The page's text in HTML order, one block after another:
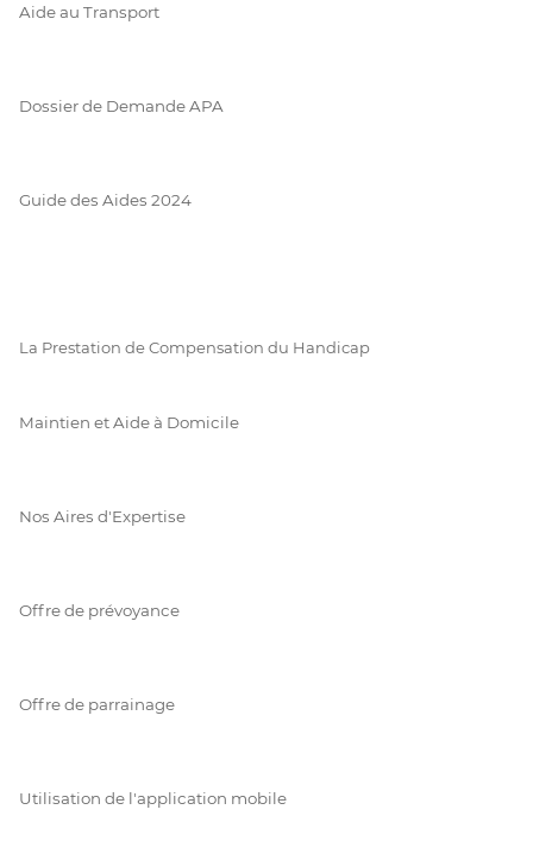
Aide au Transport
Dossier de Demande APA
Guide des Aides 2024
La Prestation de Compensation du Handicap
Maintien et Aide à Domicile
Nos Aires d'Expertise
Offre de prévoyance
Offre de parrainage
Utilisation de l'application mobile